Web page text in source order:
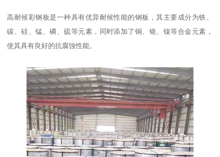
高耐候彩钢板是一种具有优异耐候性能的钢板，其主要成分为铁、
碳、硅、锰、磷、硫等元素，同时添加了铜、铬、镍等合金元素，
使其具有良好的抗腐蚀性能。